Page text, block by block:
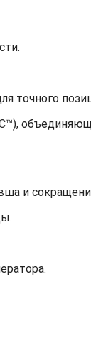
точного
и